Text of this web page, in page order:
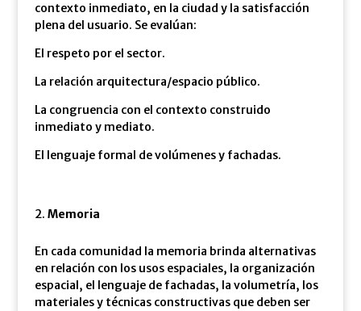
contexto inmediato, en la ciudad y la satisfacción
plena del usuario. Se evalúan:
El respeto por el sector.
La relación arquitectura/espacio público.
La congruencia con el contexto construido
inmediato y mediato.
El lenguaje formal de volúmenes y fachadas.
Memoria
En cada comunidad la memoria brinda alternativas
en relación con los usos espaciales, la organización
espacial, el lenguaje de fachadas, la volumetría, los
materiales y técnicas constructivas que deben ser